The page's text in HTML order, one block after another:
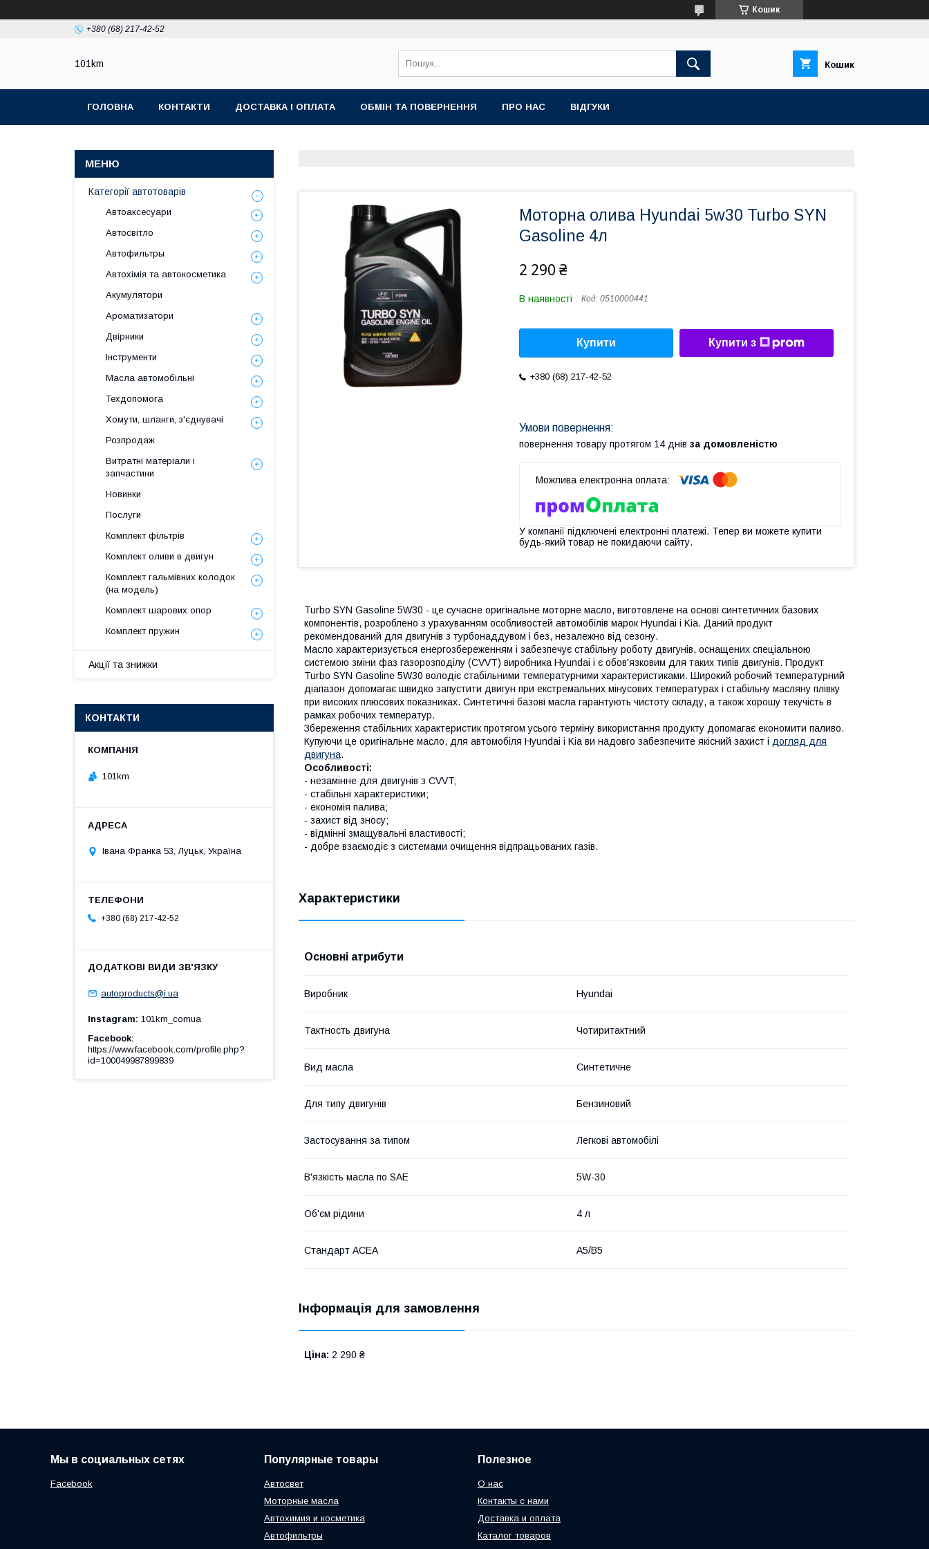
Кошик
+380 (68) 217-42-52
101km Кошик
ГОЛОВНА КОНТАКТИ ДОСТАВКА І ОПЛАТА ОБМІН ТА ПОВЕРНЕННЯ ПРО НАС ВІДГУКИ
Моторна олива Hyundai 5w30 Turbo SYN
Gasoline 4л
2 290 ₴
В наявності Код: 0510000441
Купити Купити з
+380 (68) 217-42-52
повернення товару протягом 14 днів за домовленістю
У компанії підключені електронні платежі. Тепер ви можете купити
будь-який товар не покидаючи сайту.
Turbo SYN Gasoline 5W30 - це сучасне оригінальне моторне масло, виготовлене на основі синтетичних базових
компонентів, розроблено з урахуванням особливостей автомобілів марок Hyundai і Kia. Даний продукт
рекомендований для двигунів з турбонаддувом і без, незалежно від сезону.
Масло характеризується енергозбереженням і забезпечує стабільну роботу двигунів, оснащених спеціальною
системою зміни фаз газорозподілу (CVVT) виробника Hyundai і є обов'язковим для таких типів двигунів. Продукт
Turbo SYN Gasoline 5W30 володіє стабільними температурними характеристиками. Широкий робочий температурний
діапазон допомагає швидко запустити двигун при екстремальних мінусових температурах і стабільну масляну плівку
при високих плюсових показниках. Синтетичні базові масла гарантують чистоту складу, а також хорошу текучість в
рамках робочих температур.
Збереження стабільних характеристик протягом усього терміну використання продукту допомагає економити паливо.
Купуючи це оригінальне масло, для автомобіля Hyundai і Kia ви надовго забезпечите якісний захист і догляд для
двигуна.
Особливості:
- незамінне для двигунів з CVVT;
- стабільні характеристики;
- економія палива;
- захист від зносу;
- відмінні змащувальні властивості;
- добре взаємодіє з системами очищення відпрацьованих газів.
Характеристики
Основні атрибути
Виробник Hyundai
Тактность двигуна Чотиритактний
Вид масла Синтетичне
Для типу двигунів Бензиновий
Застосування за типом Легкові автомобілі
В'язкість масла по SAE 5W-30
Об'єм рідини 4 л
Стандарт ACEA A5/B5
Інформація для замовлення
Ціна: 2 290 ₴
Категорії автотоварів
Автоаксесуари
Автосвітло
Автофильтры
Автохімія та автокосметика
Акумулятори
Ароматизатори
Двірники
Інструменти
Масла автомобільні
Техдопомога
Хомути, шланги, з'єднувачі
Розпродаж
Витратні матеріали і
запчастини
Новинки
Послуги
Комплект фільтрів
Комплект оливи в двигун
Комплект гальмівних колодок
(на модель)
Комплект шарових опор
Комплект пружин
Акції та знижки
КОНТАКТИ
101km
Івана Франка 53, Луцьк, Україна
+380 (68) 217-42-52
autoproducts@i.ua
Instagram 101km_comua
Facebook
https://www.facebook.com/profile.php?
id=100049987899839
Мы в социальных сетях
Facebook
Популярные товары
Автосвет
Моторные масла
Автохимия и косметика
Автофильтры
Полезное
О нас
Контакты с нами
Доставка и оплата
Каталог товаров